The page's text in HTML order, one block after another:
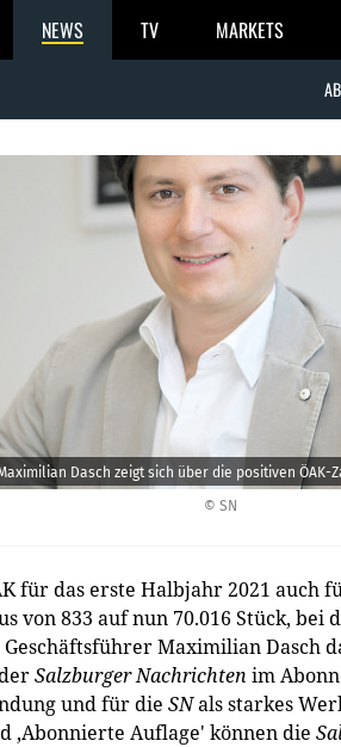
NEWS TV MARKETS
© SN
Dasch zeigt sich über die positiven
für das erste Halbjahr 2021 auch
von 833 auf nun 70.016 Stück, bei
Maximilian Dasch
Salzburger Nachrichten im
und für die SNals starkes
‚Abonnierte Auflage' können die